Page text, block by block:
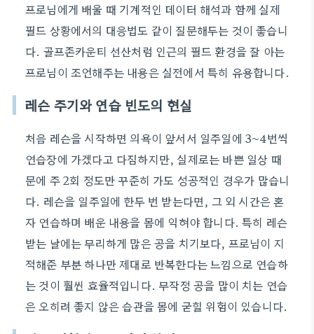
프로님에게 배울 때 기계적인 데이터 해석과 함께 실제
필드 상황에서의 대응법도 같이 질문해두는 것이 좋습니
다. 골프존카운티 선산처럼 인근의 필드 환경을 잘 아는
프로님이 조언해주는 내용은 실전에서 특히 유용합니다.
레슨 주기와 연습 빈도의 현실
처음 레슨을 시작하면 의욕이 앞서서 일주일에 3~4번씩
연습장에 가겠다고 다짐하지만, 실제로는 바쁜 일상 때
문에 주 2회 정도만 꾸준히 가도 성공적인 경우가 많습니
다. 레슨을 일주일에 한두 번 받는다면, 그 외 시간은 혼
자 연습하며 배운 내용을 몸에 익혀야 합니다. 특히 레슨
받는 날에는 무리하게 많은 공을 치기보다, 프로님이 지
적해준 부분 하나만 제대로 반복한다는 느낌으로 연습하
는 것이 훨씬 효율적입니다. 무작정 공을 많이 치는 연습
은 오히려 좋지 않은 습관을 몸에 굳힐 위험이 있습니다.